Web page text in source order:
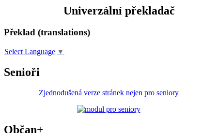
Univerzální překladač
Překlad (translations)
Select Language ▼
Senioři
Zjednodušená verze stránek nejen pro seniory
Občan+